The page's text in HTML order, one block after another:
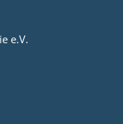
e.V.